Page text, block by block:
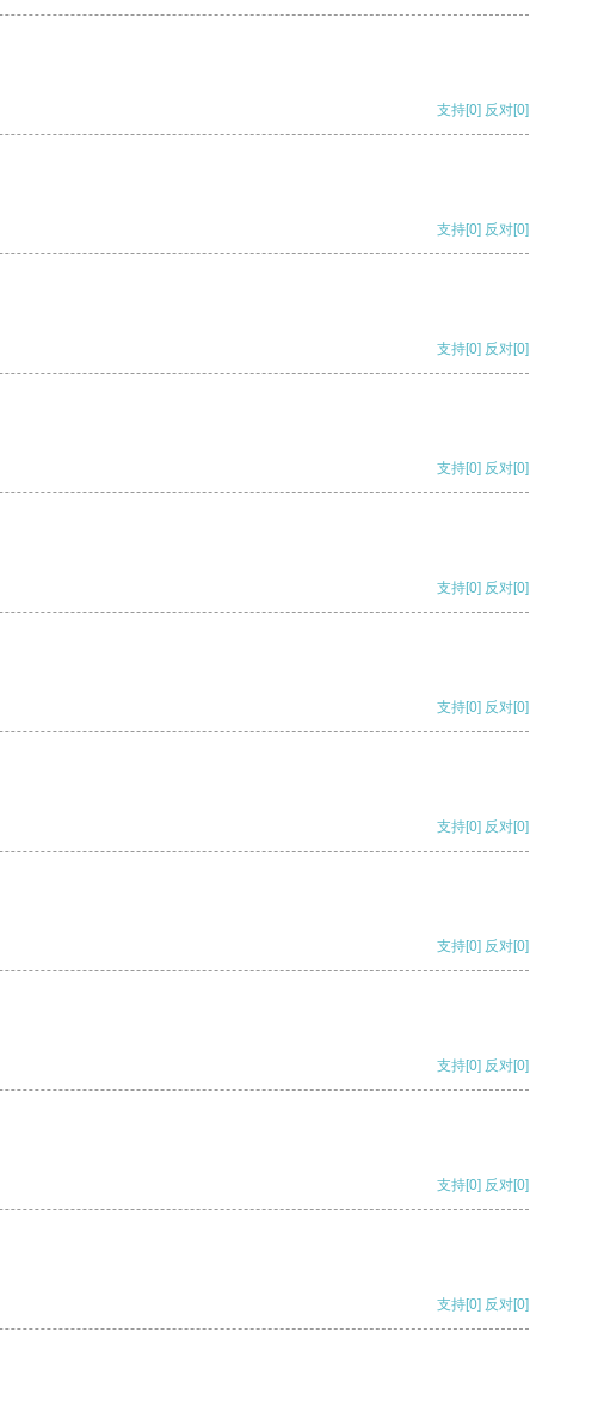
支持[0] 反对[0]
支持[0] 反对[0]
支持[0] 反对[0]
支持[0] 反对[0]
支持[0] 反对[0]
支持[0] 反对[0]
支持[0] 反对[0]
支持[0] 反对[0]
支持[0] 反对[0]
支持[0] 反对[0]
支持[0] 反对[0]